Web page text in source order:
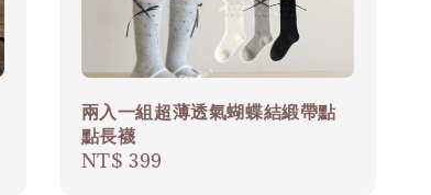
兩入一組超薄透氣蝴蝶結緞帶點
點長襪
Regular
NT$ 399